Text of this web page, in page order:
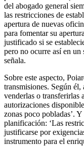
del abogado general
las restricciones de
apertura de nuevas
para fomentar su
justificado si se
pero no ocurre así en un
señala.
Sobre este aspecto,
transmisiones. Según él,
venderlas o transferirlas
autorizaciones
zonas poco pobladas’.
planificación: ‘Las
justificarse por
instrumento para el